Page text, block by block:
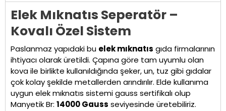
Elek Mıknatıs Seperatör –
Kovalı Özel Sistem
Paslanmaz yapıdaki bu elek mıknatıs gıda firmalarının
ihtiyacı olarak üretildi. Çapına göre tam uyumlu olan
kova ile birlikte kullanıldığında şeker, un, tuz gibi gıdalar
çok kolay şekilde metallerden arındırılır. Elde kullanıma
uygun elek mıknatıs sistemi gauss sertifikalı olup
Manyetik Br: 14000 Gauss seviyesinde üretebiliriz.